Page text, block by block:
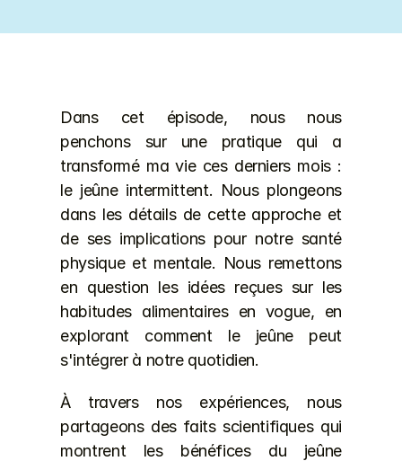
Dans cet épisode, nous nous
penchons sur une pratique qui a
transformé ma vie ces derniers mois :
le jeûne intermittent. Nous plongeons
dans les détails de cette approche et
de ses implications pour notre santé
physique et mentale. Nous remettons
en question les idées reçues sur les
habitudes alimentaires en vogue, en
explorant comment le jeûne peut
s'intégrer à notre quotidien.
À travers nos expériences, nous
partageons des faits scientifiques qui
montrent les bénéfices du jeûne